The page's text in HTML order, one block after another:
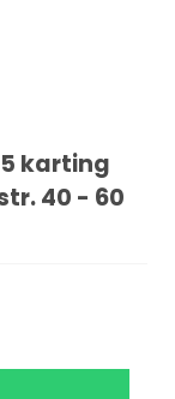
karting
40 - 60